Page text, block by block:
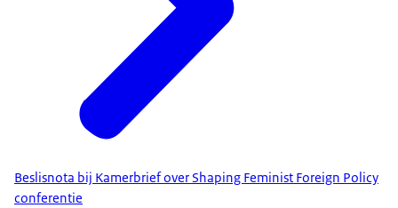
Beslisnota bij Kamerbrief over Shaping Feminist Foreign Policy
conferentie